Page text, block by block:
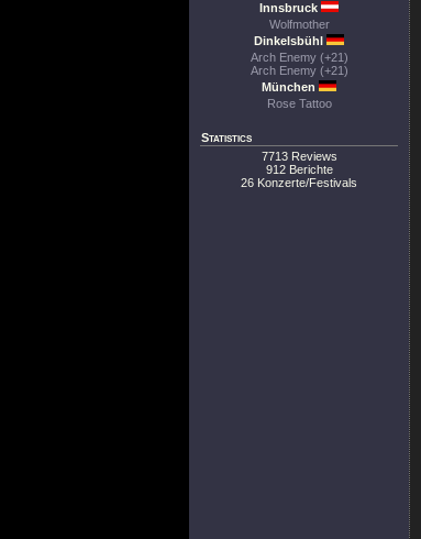
Innsbruck
Wolfmother
Dinkelsbühl
Arch Enemy (+21)
Arch Enemy (+21)
München
Rose Tattoo
Statistics
7713 Reviews
912 Berichte
26 Konzerte/Festivals